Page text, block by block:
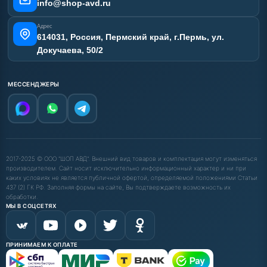
info@shop-avd.ru
Адрес
614031, Россия, Пермский край, г.Пермь, ул.
Докучаева, 50/2
МЕССЕНДЖЕРЫ
2017-2025 © ООО "ШОП АВД". Внешний вид товаров и комплектация могут изменяться
производителем. Сайт носит исключительно информационный характер и ни при
каких условиях не является публичной офертой, определяемой положениями Статьи
437 (2) ГК РФ. Заполняя формы на сайте, Вы подтверждаете возможность их
обработки.
МЫ В СОЦСЕТЯХ
ПРИНИМАЕМ К ОПЛАТЕ